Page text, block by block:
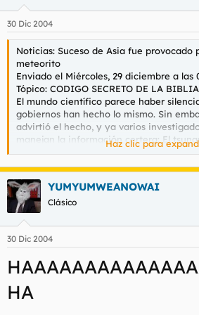
30 Dic 2004
Noticias: Suceso de Asia fue provocado
meteorito
Enviado el Miércoles, 29 diciembre a las
Tópico: CODIGO SECRETO DE LA BIBLIA
El mundo científico parece haber
gobiernos han hecho lo mismo. Sin
advirtió el hecho, y ya varios
manejan la información certera: El
terremoto con epicentro en el mar, fue
impacto de un peligroso meteorito. Y
Aún el mundo entero no sale de su
lamentables sucesos ocurridos en el
de diciembre del 2004, donde hasta el
determinado unas 70.000 víctimas, cifra
continuará en ascenso.
El código bíblico no fue ajeno a este
señalaban la llegada de un meteorito en
Haz clic para
YUMYUMWEANOWAI
Clásico
30 Dic 2004
HA